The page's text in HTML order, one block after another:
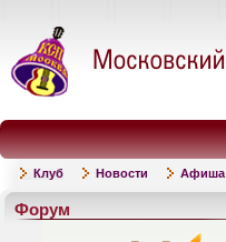
Клуб Новости Афиша
Форум